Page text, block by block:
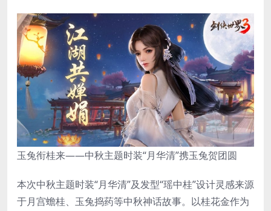
玉兔衔桂来——中秋主题时装“月华清”携玉兔贺团圆
本次中秋主题时装“月华清”及发型“瑶中桂”设计灵感来源
于月宫蟾桂、玉兔捣药等中秋神话故事。以桂花金作为